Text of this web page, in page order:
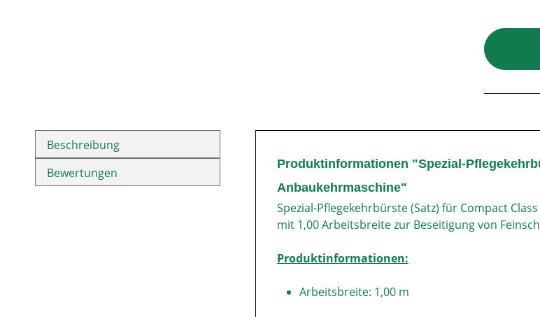
Beschreibung
Bewertungen
Produktinformationen "Spezial-
Anbaukehrmaschine"
Spezial-Pflegekehrbürste (Satz) für Compact
mit 1,00 Arbeitsbreite zur Beseitigung von
Produktinformationen:
Arbeitsbreite: 1,00 m